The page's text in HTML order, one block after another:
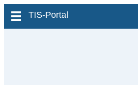
zum Inhalt wechseln
TIS-Portal